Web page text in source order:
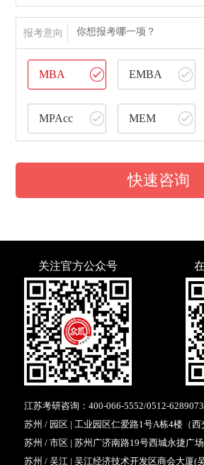
报考意向 你想报考哪一项？
MBA EMBA
MPAcc MEM
快速咨询
关注官方公众号
江苏考研咨询： 400-066-5552/0512-
苏州 / 园区 | 工业园区仁爱路1号A栋4楼（西
苏州 / 市区 | 苏州广济南路19号西城永捷广
苏州 / 吴江 | 吴江经济技术开发区商会大厦(